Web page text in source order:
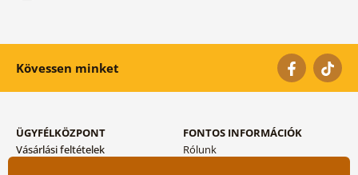
Kövessen minket
ÜGYFÉLKÖZPONT
Vásárlási feltételek
FONTOS INFORMÁCIÓK
Rólunk